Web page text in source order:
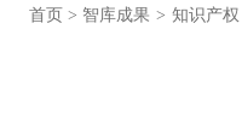
首页 > 智库成果 > 知识产权